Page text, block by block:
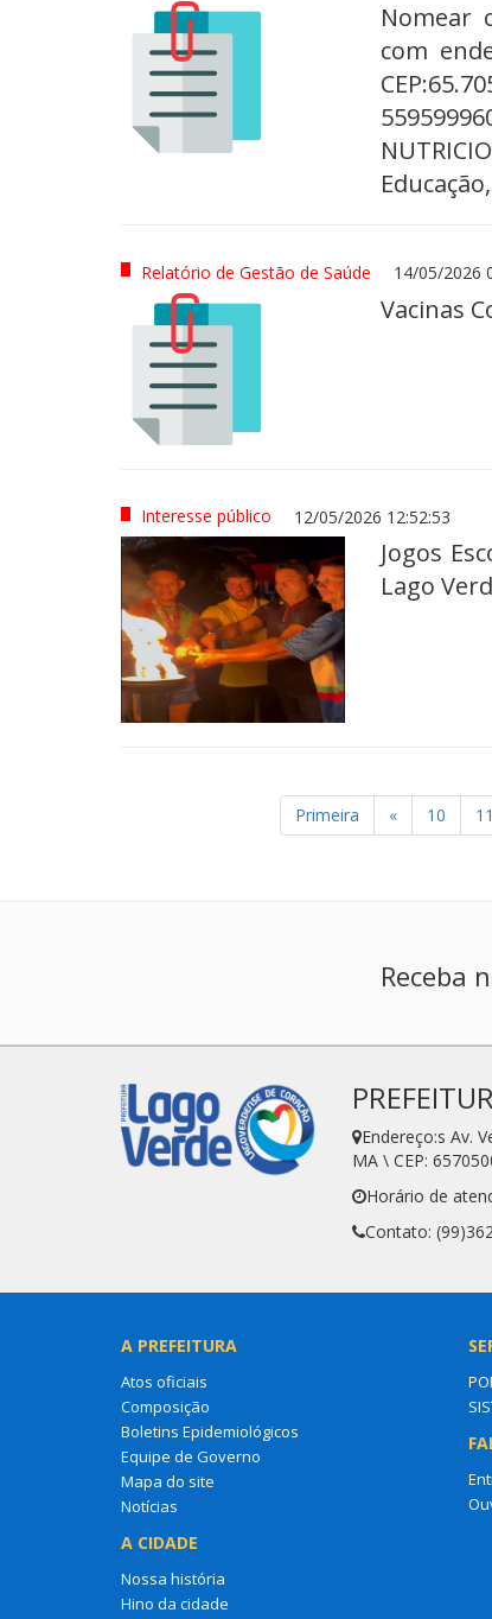
Nomear
com
Relatório de Gestão de Saúde 14/05/2026
Vacinas
Interesse público 12/05/2026 12:52:53
Jogos
Lago
Primeira « 10 11
Receba
Endereço:s Av.
MA \ CEP:
Horário de
Contato:
A PREFEITURA
Atos oficiais
Composição
Boletins Epidemiológicos
Equipe de Governo
Mapa do site
Notícias
A CIDADE
Nossa história
Hino da cidade